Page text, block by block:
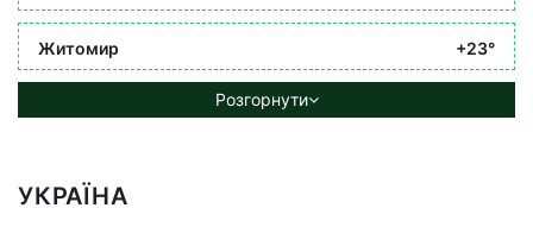
Житомир +23°
Розгорнути
УКРАЇНА